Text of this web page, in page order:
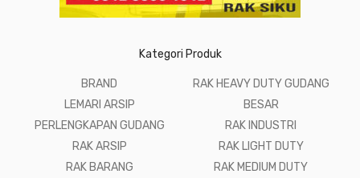
Kategori Produk
BRAND
LEMARI ARSIP
PERLENGKAPAN GUDANG
RAK ARSIP
RAK BARANG
RAK HEAVY DUTY GUDANG
BESAR
RAK INDUSTRI
RAK LIGHT DUTY
RAK MEDIUM DUTY